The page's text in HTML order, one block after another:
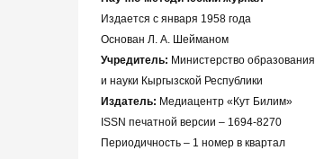
Издается с января 1958 года
Основан Л. А. Шейманом
Учредитель: Министерство образования
и науки Кыргызской Республики
Издатель: Медиацентр «Кут Билим»
ISSN печатной версии – 1694-8270
Периодичность – 1 номер в квартал